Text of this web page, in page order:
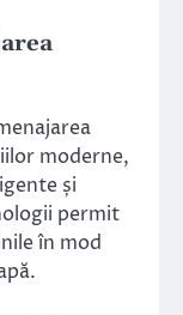
moderne,
și
permit
în mod